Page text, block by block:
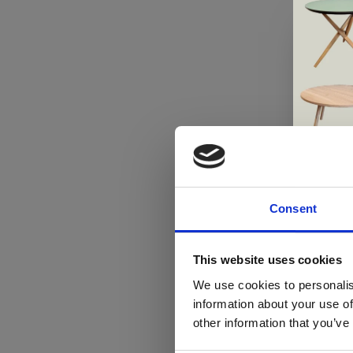
Consent
This website uses cookies
We use cookies to
information about your use
other information that